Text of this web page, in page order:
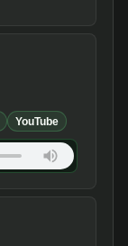
YouTube